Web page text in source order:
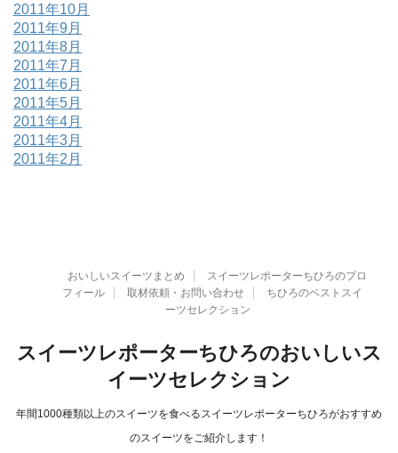
2011年10月
2011年9月
2011年8月
2011年7月
2011年6月
2011年5月
2011年4月
2011年3月
2011年2月
おいしいスイーツまとめ
スイーツレポーターちひろのプロ
フィール
取材依頼・お問い合わせ
ちひろのベストスイ
ーツセレクション
スイーツレポーターちひろのおいしいス
イーツセレクション
年間1000種類以上のスイーツを食べるスイーツレポーターちひろがおすすめ
のスイーツをご紹介します！